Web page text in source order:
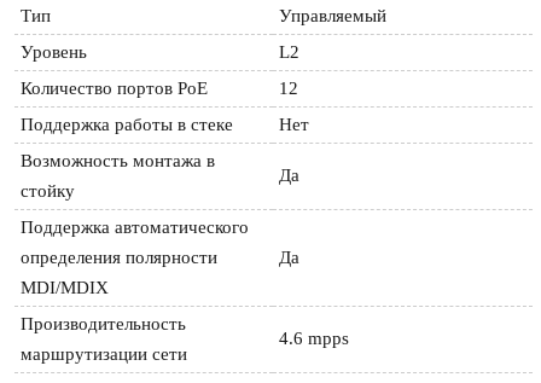
Тип
Управляемый
Уровень
L2
Количество портов PoE
12
Поддержка работы в стеке
Нет
Возможность монтажа в
стойку
Да
Поддержка автоматического
определения полярности
MDI/MDIX
Да
Производительность
маршрутизации сети
4.6 mpps